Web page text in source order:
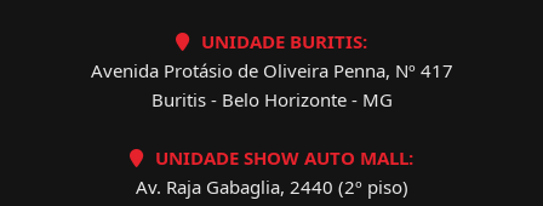
UNIDADE BURITIS:
Avenida Protásio de Oliveira Penna, Nº 417
Buritis - Belo Horizonte - MG
UNIDADE SHOW AUTO MALL:
Av. Raja Gabaglia, 2440 (2º piso)